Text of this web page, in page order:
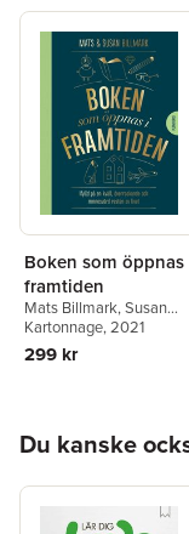
Boken som öppnas
framtiden
Mats Billmark,Susan
Billmark
Kartonnage, 2021
299 kr
Du kanske